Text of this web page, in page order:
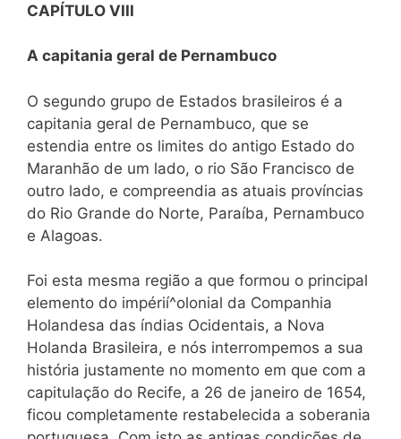
CAPÍTULO VIII
A capitania geral de Pernambuco
O segundo grupo de Estados brasileiros é a
capitania geral de Pernambuco, que se
estendia entre os limites do antigo Estado do
Maranhão de um lado, o rio São Francisco de
outro lado, e compreendia as atuais províncias
do Rio Grande do Norte, Paraíba, Pernambuco
e Alagoas.
Foi esta mesma região a que formou o principal
elemento do impérií^olonial da Companhia
Holandesa das índias Ocidentais, a Nova
Holanda Brasileira, e nós interrompemos a sua
história justamente no momento em que com a
capitulação do Recife, a 26 de janeiro de 1654,
ficou completamente restabelecida a soberania